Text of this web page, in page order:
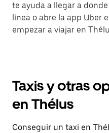
te ayuda a llegar a
línea o abre la app Uber
empezar a viajar en
Taxis y otras
en Thélus
Conseguir un taxi en